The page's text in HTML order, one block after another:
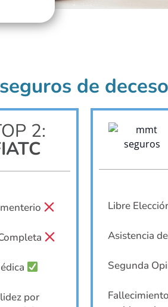
de
2:
por
Libre
Asistencia
Segunda